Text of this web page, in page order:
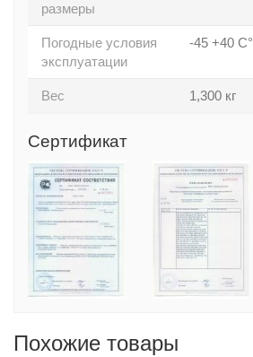
размеры
Погодные условия
эксплуатации
-45 +40 С°
Вес 1,300 кг
Сертификат
Похожие товары